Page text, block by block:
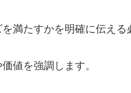
満たすかを明確に伝える
値を強調します。